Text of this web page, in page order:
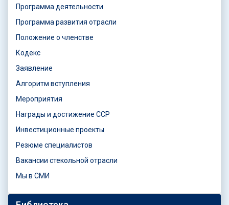
Программа деятельности
Программа развития отрасли
Положение о членстве
Кодекс
Заявление
Алгоритм вступления
Мероприятия
Награды и достижение ССР
Инвестиционные проекты
Резюме специалистов
Вакансии стекольной отрасли
Мы в СМИ